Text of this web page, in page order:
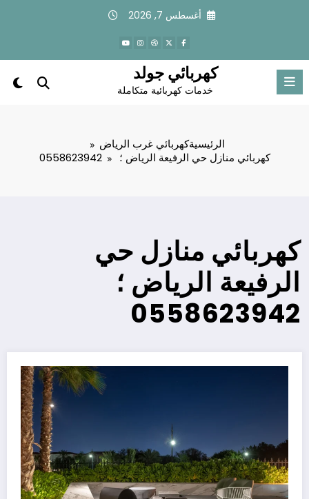
أغسطس 7, 2026
كهربائي جولد
خدمات كهربائية متكاملة
الرئيسيةكهربائي غرب الرياض
كهربائي منازل حي الرفيعة الرياض ؛ 0558623942
كهربائي منازل حي
الرفيعة الرياض ؛
0558623942